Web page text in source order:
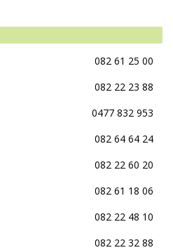
082 61 25 00
082 22 23 88
0477 832 953
082 64 64 24
082 22 60 20
082 61 18 06
082 22 48 10
082 22 32 88